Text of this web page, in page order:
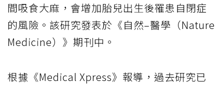
間吸食大麻，會增加胎兒出生後罹患自閉症
的風險。該研究發表於《自然–醫學（Nature
Medicine）》期刊中。
根據《Medical Xpress》報導，過去研究已